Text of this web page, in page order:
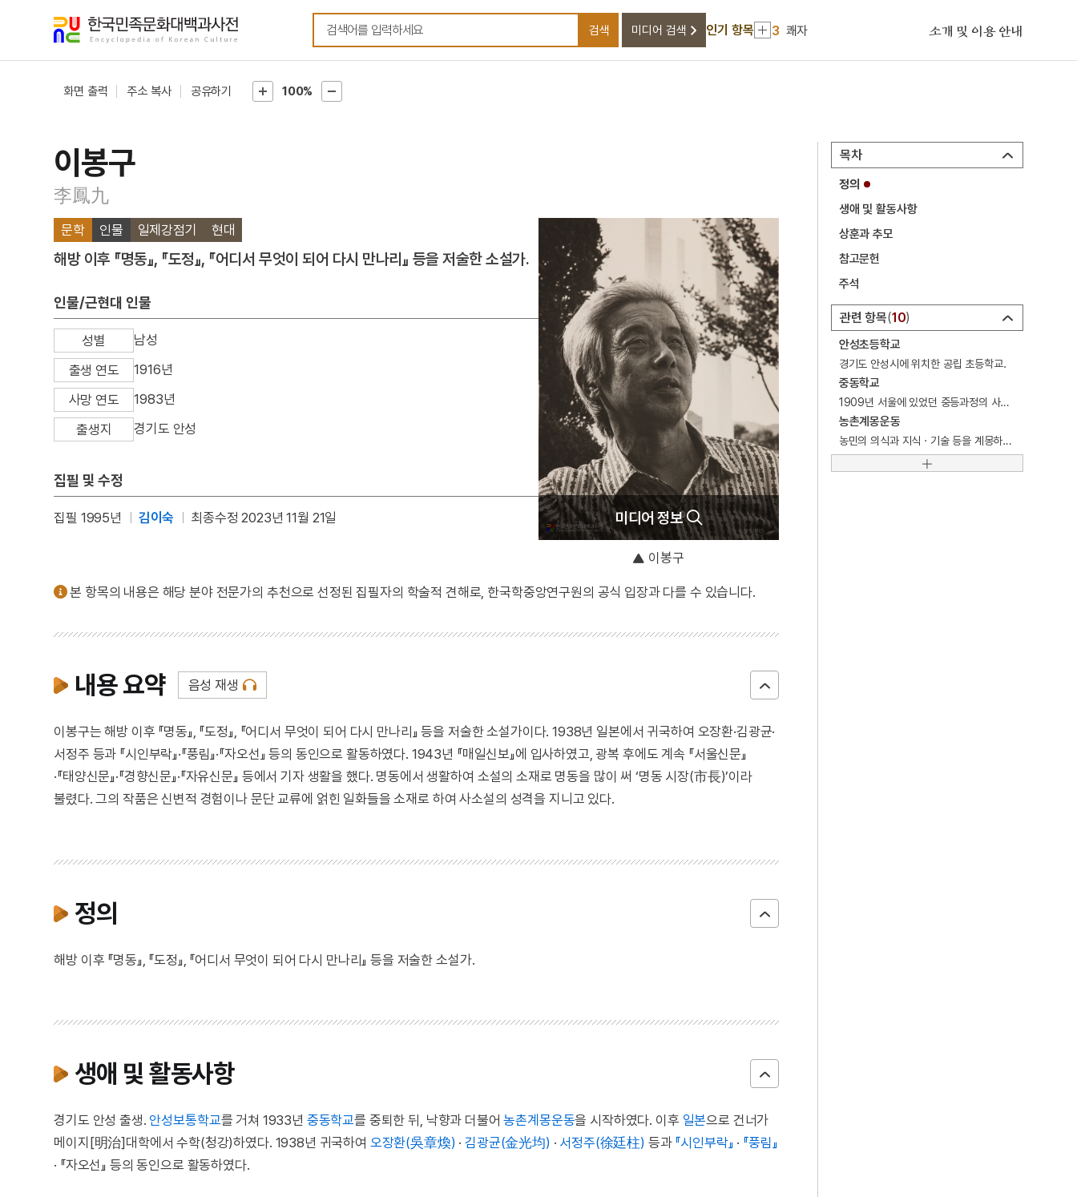
검색어를 입력하세요
검색 미디어 검색 인기 항목
3 쾌자
4 폐슬
제사상차림
1
2
3
4
5
6
7
8
제사상차림
9
10
소개 및 이용 안내
화면 출력 주소 복사 공유하기 100%
목차
정의
생애 및 활동사항
상훈과 추모
참고문헌
주석
관련 항목 10
안성초등학교
경기도 안성시에 위치한 공립 초등학교.
중동학교
1909년 서울에 있었던 중등과정의 사립학교.
농촌계몽운동
농민의 의식과 지식 · 기술 등을 계몽하거나 개발하기 위하여 학생들 또는 학식 있는 지도층의 사람들이 자발적으로 단체를 형성하여 농촌사회에 봉사하는 사회교육적 활동.
이봉구
李鳳九
문학 인물 일제강점기 현대
해방 이후 『명동』, 『도정』, 『어디서 무엇이 되어 다시 만나리』 등을 저술한 소설가.
인물/근현대 인물
성별
남성
출생 연도
1916년
사망 연도
1983년
출생지
경기도 안성
집필 및 수정
집필 1995년 김이숙 최종수정 2023년 11월 21일 미디어 정보
이봉구
본 항목의 내용은 해당 분야 전문가의 추천으로 선정된 집필자의 학술적 견해로, 한국학중앙연구원의 공식 입장과 다를 수 있습니다.
내용 요약 음성 재생
이봉구는 해방 이후 『명동』, 『도정』, 『어디서 무엇이 되어 다시 만나리』 등을 저술한 소설가이다. 1938년 일본에서 귀국하여 오장환·김광균·
서정주 등과 『시인부락』·『풍림』·『자오선』 등의 동인으로 활동하였다. 1943년 『매일신보』에 입사하였고, 광복 후에도 계속 『서울신문』
·『태양신문』·『경향신문』·『자유신문』 등에서 기자 생활을 했다. 명동에서 생활하여 소설의 소재로 명동을 많이 써 ‘명동 시장(市長)’이라
불렸다. 그의 작품은 신변적 경험이나 문단 교류에 얽힌 일화들을 소재로 하여 사소설의 성격을 지니고 있다.
정의
해방 이후 『명동』, 『도정』, 『어디서 무엇이 되어 다시 만나리』 등을 저술한 소설가.
생애 및 활동사항
경기도 안성 출생. 안성보통학교를 거쳐 1933년 중동학교를 중퇴한 뒤, 낙향과 더불어농촌계몽운동을 시작하였다. 이후 일본으로 건너가
메이지[明治]대학에서 수학(청강)하였다. 1938년 귀국하여 오장환(吳章煥) ·김광균(金光均) · 서정주(徐廷柱) 등과 『시인부락』 · 『풍림』
· 『자오선』 등의 동인으로 활동하였다.